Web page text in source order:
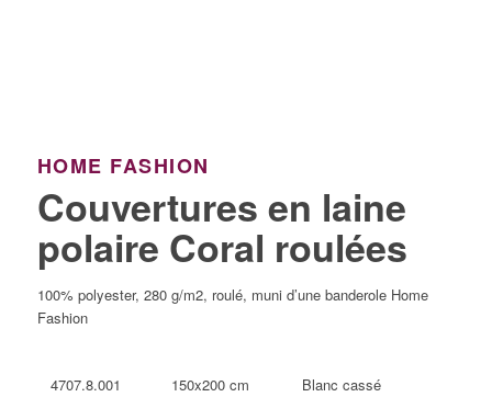
HOME FASHION
Couvertures en laine
polaire Coral roulées
100% polyester, 280 g/m2, roulé, muni d’une banderole Home
Fashion
4707.8.001 150x200 cm Blanc cassé